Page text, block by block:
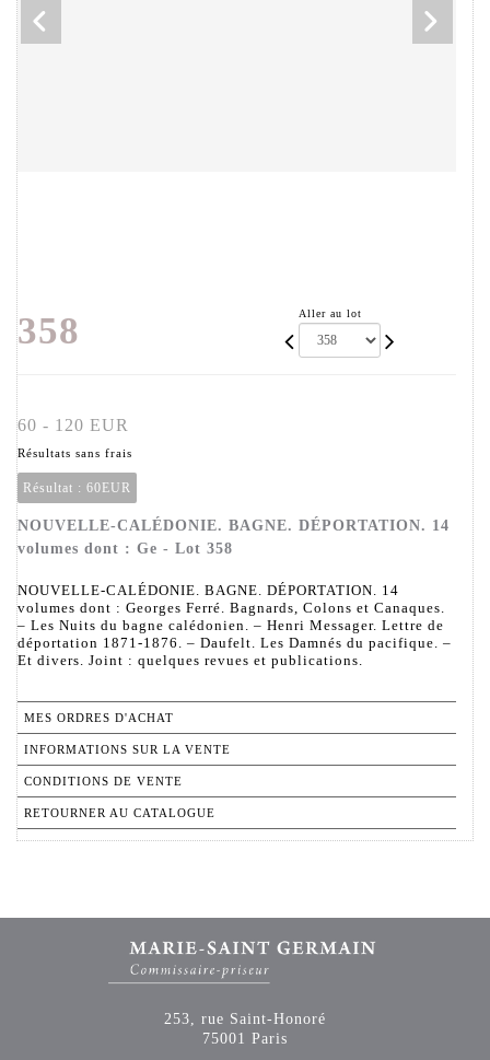
358 Aller au lot
60 - 120 EUR
Résultats sans frais
Résultat : 60EUR
NOUVELLE-CALÉDONIE. BAGNE. DÉPORTATION. 14
volumes dont : Ge - Lot 358
NOUVELLE-CALÉDONIE. BAGNE. DÉPORTATION. 14
volumes dont : Georges Ferré. Bagnards, Colons et Canaques.
– Les Nuits du bagne calédonien. – Henri Messager. Lettre de
déportation 1871-1876. – Daufelt. Les Damnés du pacifique. –
Et divers. Joint : quelques revues et publications.
MES ORDRES D'ACHAT
INFORMATIONS SUR LA VENTE
CONDITIONS DE VENTE
RETOURNER AU CATALOGUE
253, rue Saint-Honoré
75001 Paris